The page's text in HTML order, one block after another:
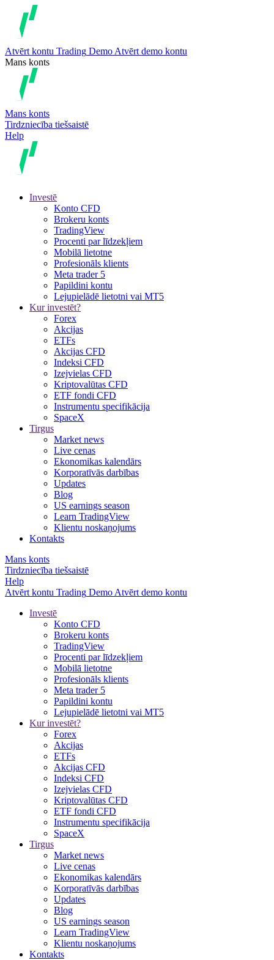
Atvērt kontu Trading Demo Atvērt demo kontu
Mans konts
Mans konts
Tirdzniecība tiešsaistē
Help
Investē
Konto CFD
Brokeru konts
TradingView
Procenti par līdzekļiem
Mobilā lietotne
Profesionāls klients
Meta trader 5
Papildini kontu
Lejupielādē lietotni vai MT5
Kur investēt?
Forex
Akcijas
ETFs
Akcijas CFD
Indeksi CFD
Izejvielas CFD
Kriptovalūtas CFD
ETF fondi CFD
Instrumentu specifikācija
SpaceX
Tirgus
Market news
Live cenas
Ekonomikas kalendārs
Korporatīvās darbības
Updates
Blog
US earnings season
Learn TradingView
Klientu noskaņojums
Kontakts
Mans konts
Tirdzniecība tiešsaistē
Help
Atvērt kontu Trading Demo Atvērt demo kontu
Investē
Konto CFD
Brokeru konts
TradingView
Procenti par līdzekļiem
Mobilā lietotne
Profesionāls klients
Meta trader 5
Papildini kontu
Lejupielādē lietotni vai MT5
Kur investēt?
Forex
Akcijas
ETFs
Akcijas CFD
Indeksi CFD
Izejvielas CFD
Kriptovalūtas CFD
ETF fondi CFD
Instrumentu specifikācija
SpaceX
Tirgus
Market news
Live cenas
Ekonomikas kalendārs
Korporatīvās darbības
Updates
Blog
US earnings season
Learn TradingView
Klientu noskaņojums
Kontakts